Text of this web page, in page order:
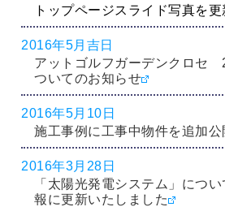
トップページスライド写真を
2016年5月吉日
アットゴルフガーデンクロセ
ついてのお知らせ
2016年5月10日
施工事例に工事中物件を追加公
2016年3月28日
「太陽光発電システム」につ
報に更新いたしました